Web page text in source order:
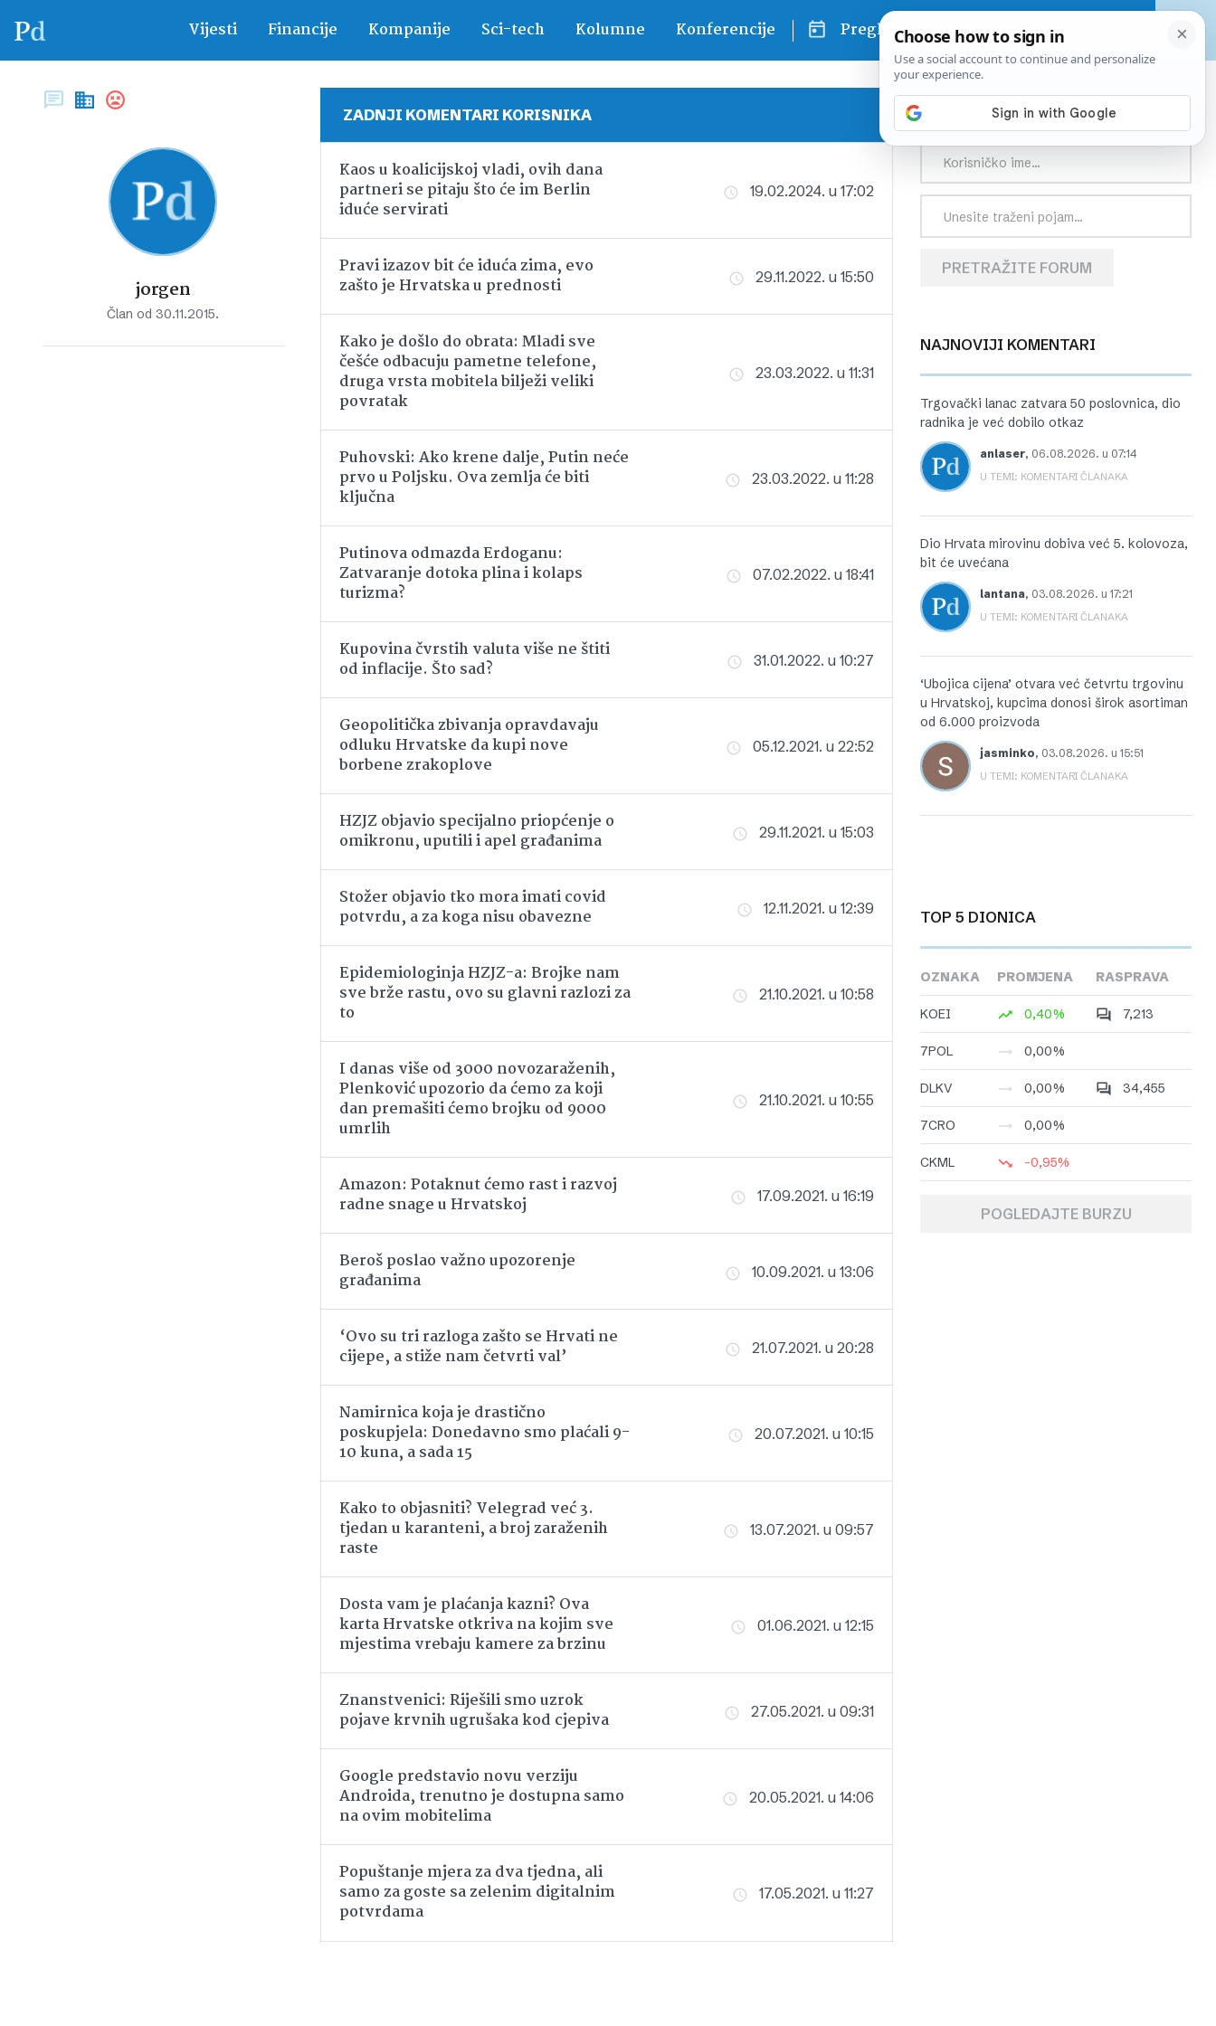
Vijesti Financije Kompanije Sci-tech Kolumne Konferencije Pregled dana
jorgen
Član od 30.11.2015.
ZADNJI KOMENTARI KORISNIKA
Kaos u koalicijskoj vladi, ovih dana
partneri se pitaju što će im Berlin
iduće servirati
19.02.2024. u 17:02
Pravi izazov bit će iduća zima, evo
zašto je Hrvatska u prednosti
29.11.2022. u 15:50
Kako je došlo do obrata: Mladi sve
češće odbacuju pametne telefone,
druga vrsta mobitela bilježi veliki
povratak
23.03.2022. u 11:31
Puhovski: Ako krene dalje, Putin neće
prvo u Poljsku. Ova zemlja će biti
ključna
23.03.2022. u 11:28
Putinova odmazda Erdoganu:
Zatvaranje dotoka plina i kolaps
turizma?
07.02.2022. u 18:41
Kupovina čvrstih valuta više ne štiti
od inflacije. Što sad?
31.01.2022. u 10:27
Geopolitička zbivanja opravdavaju
odluku Hrvatske da kupi nove
borbene zrakoplove
05.12.2021. u 22:52
HZJZ objavio specijalno priopćenje o
omikronu, uputili i apel građanima
29.11.2021. u 15:03
Stožer objavio tko mora imati covid
potvrdu, a za koga nisu obavezne
12.11.2021. u 12:39
Epidemiologinja HZJZ-a: Brojke nam
sve brže rastu, ovo su glavni razlozi za
to
21.10.2021. u 10:58
I danas više od 3000 novozaraženih,
Plenković upozorio da ćemo za koji
dan premašiti ćemo brojku od 9000
umrlih
21.10.2021. u 10:55
Amazon: Potaknut ćemo rast i razvoj
radne snage u Hrvatskoj
17.09.2021. u 16:19
Beroš poslao važno upozorenje
građanima
10.09.2021. u 13:06
‘Ovo su tri razloga zašto se Hrvati ne
cijepe, a stiže nam četvrti val’
21.07.2021. u 20:28
Namirnica koja je drastično
poskupjela: Donedavno smo plaćali 9-
10 kuna, a sada 15
20.07.2021. u 10:15
Kako to objasniti? Velegrad već 3.
tjedan u karanteni, a broj zaraženih
raste
13.07.2021. u 09:57
Dosta vam je plaćanja kazni? Ova
karta Hrvatske otkriva na kojim sve
mjestima vrebaju kamere za brzinu
01.06.2021. u 12:15
Znanstvenici: Riješili smo uzrok
pojave krvnih ugrušaka kod cjepiva
27.05.2021. u 09:31
Google predstavio novu verziju
Androida, trenutno je dostupna samo
na ovim mobitelima
20.05.2021. u 14:06
Popuštanje mjera za dva tjedna, ali
samo za goste sa zelenim digitalnim
potvrdama
17.05.2021. u 11:27
PRETRAŽITE FORUM
PRETRAŽITE FORUM
NAJNOVIJI KOMENTARI
Trgovački lanac zatvara 50 poslovnica, dio
radnika je već dobilo otkaz
anlaser, 06.08.2026. u 07:14
U TEMI: KOMENTARI ČLANAKA
Dio Hrvata mirovinu dobiva već 5. kolovoza,
bit će uvećana
lantana, 03.08.2026. u 17:21
U TEMI: KOMENTARI ČLANAKA
‘Ubojica cijena’ otvara već četvrtu trgovinu
u Hrvatskoj, kupcima donosi širok asortiman
od 6.000 proizvoda
jasminko, 03.08.2026. u 15:51
U TEMI: KOMENTARI ČLANAKA
TOP 5 DIONICA
OZNAKA PROMJENA RASPRAVA
KOEI 0,40% 7,213
7POL 0,00%
DLKV 0,00% 34,455
7CRO 0,00%
CKML -0,95%
POGLEDAJTE BURZU